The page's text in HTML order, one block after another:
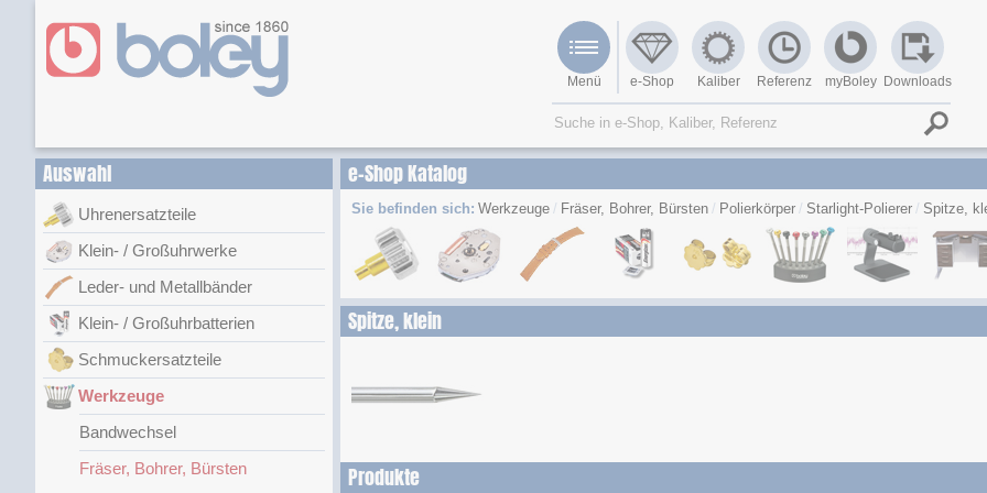
Menü e-Shop Kaliber Referenz myBoley Downloads
Auswahl
Uhrenersatzteile
Klein- / Großuhrwerke
Leder- und Metallbänder
Klein- / Großuhrbatterien
Schmuckersatzteile
Werkzeuge
Bandwechsel
Fräser, Bohrer, Bürsten
e-Shop Katalog
Sie befinden sich: Werkzeuge Fräser, Bohrer, Bürsten Polierkörper Starlight-Polierer Spitze,
Spitze, klein
Produkte